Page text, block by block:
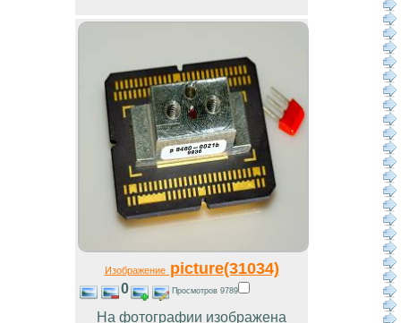
Изображениеpicture(31034)
0 Просмотров 9789
На фотографии изображена